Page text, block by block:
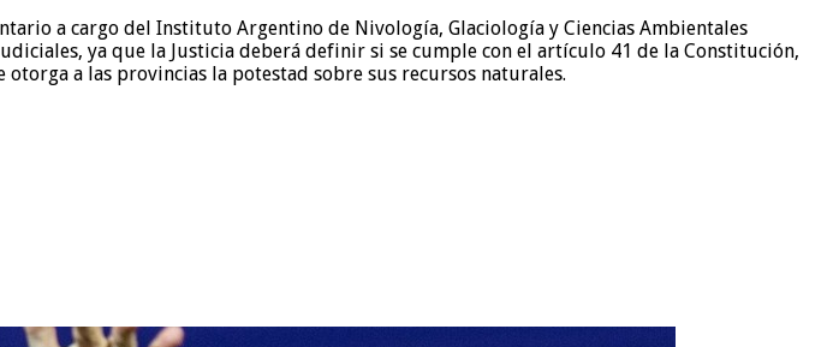
a cargo del Instituto Argentino de Nivología, Glaciología y Ciencias Ambientales
ya que la Justicia deberá definir si se cumple con el artículo 41 de la Constitución,
a las provincias la potestad sobre sus recursos naturales.